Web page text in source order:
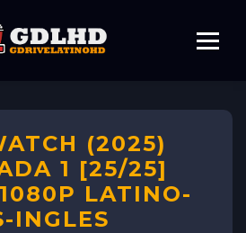
(2025)
1 [25/25]
LATINO-
INGLES